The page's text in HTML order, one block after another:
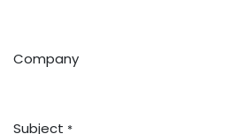
Company
Subject *